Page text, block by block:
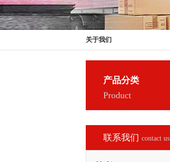
关于我们
产品分类
Product
联系我们 contact us